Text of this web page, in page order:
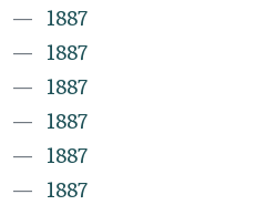
1887
1887
1887
1887
1887
1887